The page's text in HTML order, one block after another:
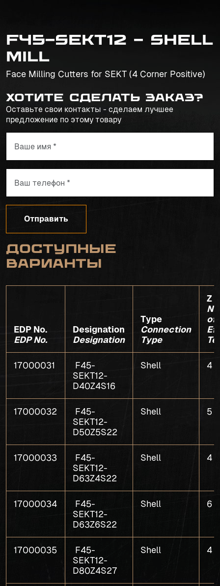
F45-SEKT12 - Shell
Mill
Face Milling Cutters for SEKT (4 Corner Positive)
Хотите сделать заказ?
Оставьте свои контакты - сделаем лучшее
предложение по этому товару
Отправить
Доступные
варианты
EDP No.
EDP No.
Designation
Designation
Type
Connection
Type
Z
of
17000031
F45-
SEKT12-
D40Z4S16
Shell 4
17000032
F45-
SEKT12-
D50Z5S22
Shell 5
17000033
F45-
SEKT12-
D63Z4S22
Shell 4
17000034
F45-
SEKT12-
D63Z6S22
Shell 6
17000035
F45-
SEKT12-
D80Z4S27
Shell 4